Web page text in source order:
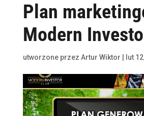
Plan
Modern
utworzone przez Artur Wiktor lut